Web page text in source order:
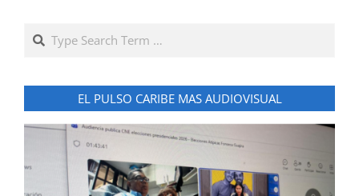
Search
EL PULSO CARIBE MAS AUDIOVISUAL